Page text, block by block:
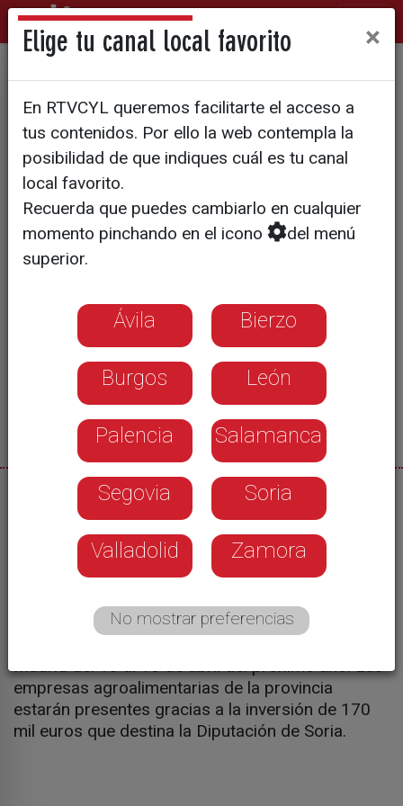
La provincia estará en la
Feria Wine Week y Salón
Gourmets
01/12/2025
La Junta de Gobierno provincial ha aprobado la
participación de la Diputación de Soria en
diferentes ferias gastronómicas. En concreto, la
Wine Week 2026 que tendrá lugar en Barcelona
del 2 al 4 de febrero, a la que destina casi 54 mil
Madrid del 13 al 16 de abril del próximo año. Las
empresas agroalimentarias de la provincia
estarán presentes gracias a la inversión de 170
mil euros que destina la Diputación de Soria.
Elige tu canal local favorito ×
En RTVCYL queremos facilitarte el acceso a
tus contenidos. Por ello la web contempla la
posibilidad de que indiques cuál es tu canal
local favorito.
Recuerda que puedes cambiarlo en cualquier
momento pinchando en el icono
del menú
superior.
Ávila Bierzo
Burgos León
Palencia Salamanca
Segovia Soria
Valladolid Zamora
No mostrar preferencias